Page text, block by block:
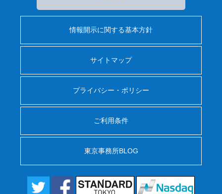
情報開示に関する基本方針
サイトマップ
プライバシー・ポリシー
ご利用条件
東京事務所BLOG